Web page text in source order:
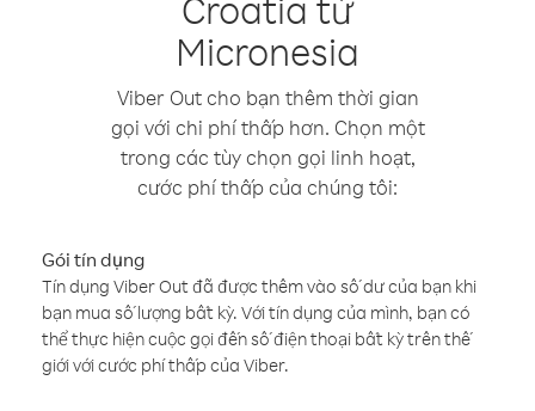
Micronesia
Viber Out cho bạn thêm thời gian
gọi với chi phí thấp hơn. Chọn một
trong các tùy chọn gọi linh hoạt,
cước phí thấp của chúng tôi:
Gói tín dụng
Tín dụng Viber Out đã được thêm vào số dư của bạn khi
bạn mua số lượng bất kỳ. Với tín dụng của mình, bạn có
thể thực hiện cuộc gọi đến số điện thoại bất kỳ trên thế
giới với cước phí thấp của Viber.